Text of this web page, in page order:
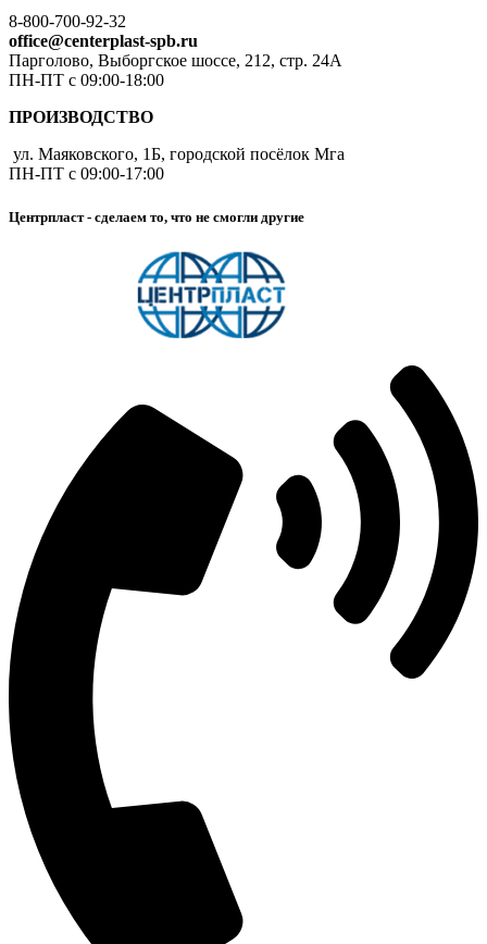
8-800-700-92-32
office@centerplast-spb.ru
Парголово, Выборгское шоссе, 212, стр. 24А
ПН-ПТ с 09:00-18:00
ПРОИЗВОДСТВО
ул. Маяковского, 1Б, городской посёлок Мга
ПН-ПТ с 09:00-17:00
Центрпласт - сделаем то, что не смогли другие